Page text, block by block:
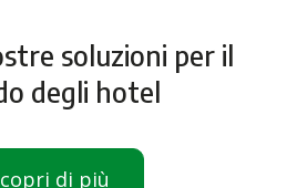
soluzioni per il
degli hotel
di più